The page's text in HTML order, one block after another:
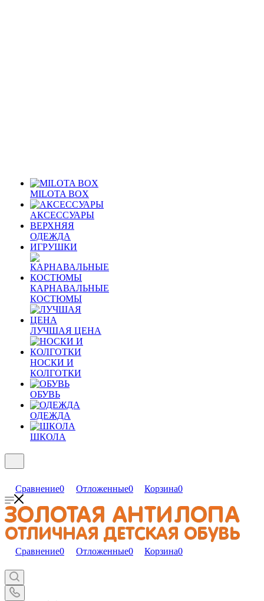
MILOTA BOX
АКСЕССУАРЫ
ВЕРХНЯЯ
ОДЕЖДА
ИГРУШКИ
КАРНАВАЛЬНЫЕ
КОСТЮМЫ
ЛУЧШАЯ ЦЕНА
НОСКИ И
КОЛГОТКИ
ОБУВЬ
ОДЕЖДА
ШКОЛА
Сравнение0 Отложенные0 Корзина0
Сравнение0 Отложенные0 Корзина0